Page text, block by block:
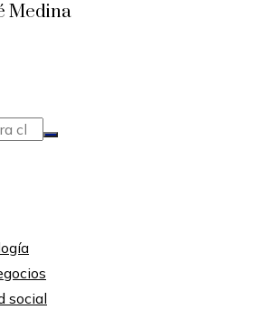
Medina
social